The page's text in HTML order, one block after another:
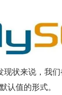
现状来说，我
认值的形式。